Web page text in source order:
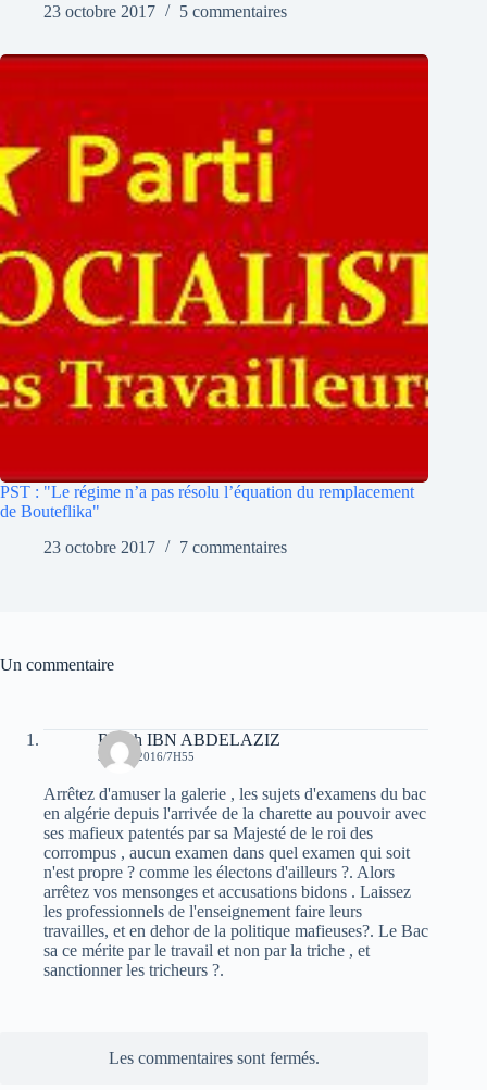
23 octobre 2017
5 commentaires
PST : "Le régime n’a pas résolu l’équation du remplacement
de Bouteflika"
23 octobre 2017
7 commentaires
Un commentaire
Rabah IBN ABDELAZIZ
3 JUIN 2016/7H55
Arrêtez d'amuser la galerie , les sujets d'examens du bac
en algérie depuis l'arrivée de la charette au pouvoir avec
ses mafieux patentés par sa Majesté de le roi des
corrompus , aucun examen dans quel examen qui soit
n'est propre ? comme les électons d'ailleurs ?. Alors
arrêtez vos mensonges et accusations bidons . Laissez
les professionnels de l'enseignement faire leurs
travailles, et en dehor de la politique mafieuses?. Le Bac
sa ce mérite par le travail et non par la triche , et
sanctionner les tricheurs ?.
Les commentaires sont fermés.